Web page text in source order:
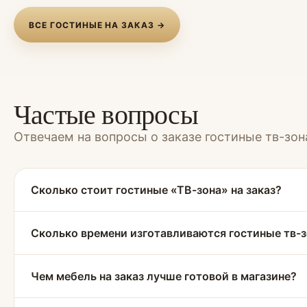
ВСЕ ГОСТИНЫЕ НА ЗАКАЗ →
Частые вопросы
Отвечаем на вопросы о заказе гостиные тв-
Сколько стоит гостиные «ТВ-зона» на заказ?
Сколько времени изготавливаются гостиные тв-
Чем мебель на заказ лучше готовой в магазине?